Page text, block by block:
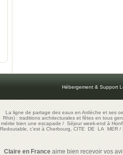
Hébergement & Support
La ligne de partage des eaux en Ardèche et ses
Rhin) : traditions architecturales et fêtes en tous
mérite bien une escapade/Séjour week-end à
Redoutable, c'est à Cherbourg, CITE DE LA MER/
Claire en Franceaime bien recevoir vos